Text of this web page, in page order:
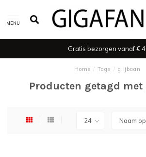
MENU
Gratis bezorgen vanaf €
Home / Tags / glijbaan
Producten getagd